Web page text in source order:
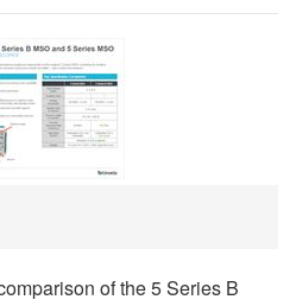
of the 5 Series B